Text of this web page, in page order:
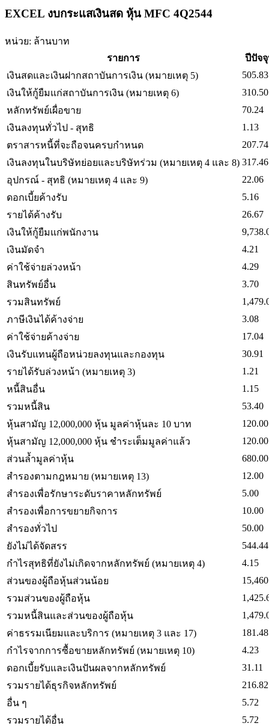
EXCEL งบกระแสเงินสด หุ้น MFC 4Q2544
หน่วย: ล้านบาท
รายการ
ปีปัจ
เงินสดและเงินฝากสถาบันการเงิน (หมายเหตุ 5)
505.83
เงินให้กู้ยืมแก่สถาบันการเงิน (หมายเหตุ 6)
310.50
หลักทรัพย์เผื่อขาย
70.24
เงินลงทุนทั่วไป - สุทธิ
1.13
ตราสารหนี้ที่จะถือจนครบกำหนด
207.74
เงินลงทุนในบริษัทย่อยและบริษัทร่วม (หมายเหตุ 4 และ 8) 317.46
อุปกรณ์ - สุทธิ (หมายเหตุ 4 และ 9)
22.06
ดอกเบี้ยค้างรับ
5.16
รายได้ค้างรับ
26.67
เงินให้กู้ยืมแก่พนักงาน
เงินมัดจำ
4.21
ค่าใช้จ่ายล่วงหน้า
4.29
สินทรัพย์อื่น
3.70
รวมสินทรัพย์
ภาษีเงินได้ค้างจ่าย
3.08
ค่าใช้จ่ายค้างจ่าย
17.04
เงินรับแทนผู้ถือหน่วยลงทุนและกองทุน
30.91
รายได้รับล่วงหน้า (หมายเหตุ 3)
1.21
หนี้สินอื่น
1.15
รวมหนี้สิน
53.40
หุ้นสามัญ 12,000,000 หุ้น มูลค่าหุ้นละ 10 บาท
120.00
หุ้นสามัญ 12,000,000 หุ้น ชำระเต็มมูลค่าแล้ว
120.00
ส่วนล้ำมูลค่าหุ้น
680.00
สำรองตามกฎหมาย (หมายเหตุ 13)
12.00
สำรองเพื่อรักษาระดับราคาหลักทรัพย์
5.00
สำรองเพื่อการขยายกิจการ
10.00
สำรองทั่วไป
50.00
ยังไม่ได้จัดสรร
544.44
กำไรสุทธิที่ยังไม่เกิดจากหลักทรัพย์ (หมายเหตุ 4)
4.15
ส่วนของผู้ถือหุ้นส่วนน้อย
รวมส่วนของผู้ถือหุ้น
รวมหนี้สินและส่วนของผู้ถือหุ้น
ค่าธรรมเนียมและบริการ (หมายเหตุ 3 และ 17)
181.48
กำไรจากการซื้อขายหลักทรัพย์ (หมายเหตุ 10)
4.23
ดอกเบี้ยรับและเงินปันผลจากหลักทรัพย์
31.11
รวมรายได้ธุรกิจหลักทรัพย์
216.82
อื่น ๆ
5.72
รวมรายได้อื่น
5.72